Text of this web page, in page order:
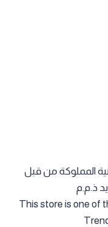
المملوكة من قبل
ذ.م.م
This store is one of